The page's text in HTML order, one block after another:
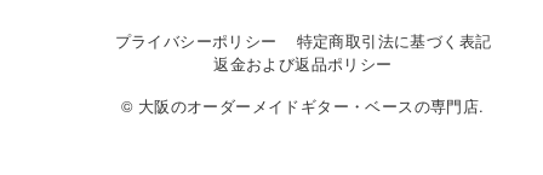
プライバシーポリシー
特定商取引法に基づく表記
返金および返品ポリシー
© 大阪のオーダーメイドギター・ベースの専門店.